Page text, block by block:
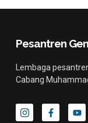
Pesantren
Lembaga
Cabang
I
c
F
a
Y
o